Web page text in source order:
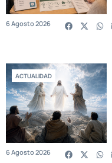
6 Agosto 2026
ACTUALIDAD
6 Agosto 2026